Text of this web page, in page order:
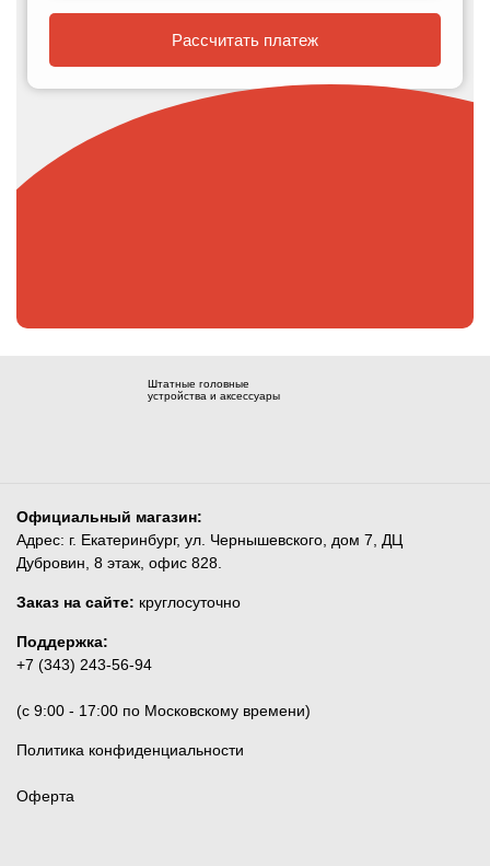
Рассчитать платеж
Штатные головные
устройства и аксессуары
Официальный магазин:
Адрес: г. Екатеринбург, ул. Чернышевского, дом 7, ДЦ
Дубровин, 8 этаж, офис 828.
Заказ на сайте: круглосуточно
Поддержка:
+7 (343) 243-56-94
(c 9:00 - 17:00 по Московскому времени)
Политика конфиденциальности
Оферта